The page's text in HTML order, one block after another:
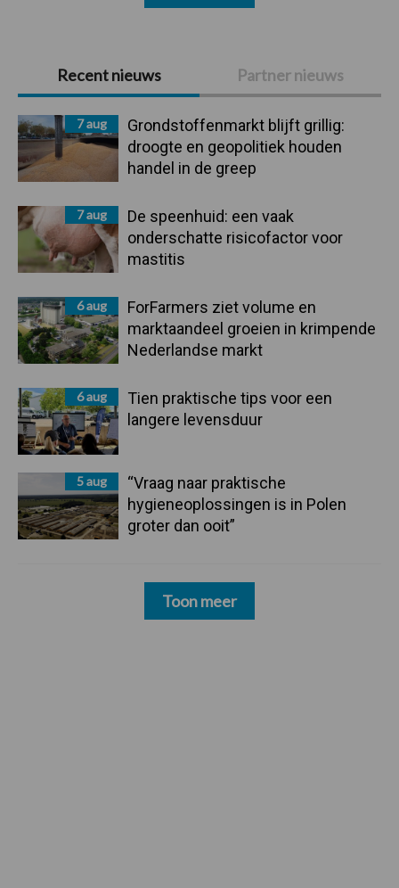
Primaire
Sidebar
Recent nieuws Partner nieuws
7 aug
Grondstoffenmarkt blijft grillig:
droogte en geopolitiek houden
handel in de greep
7 aug
De speenhuid: een vaak
onderschatte risicofactor voor
mastitis
6 aug
ForFarmers ziet volume en
marktaandeel groeien in krimpende
Nederlandse markt
6 aug
Tien praktische tips voor een
langere levensduur
5 aug
“Vraag naar praktische
hygieneoplossingen is in Polen
groter dan ooit”
Toon meer